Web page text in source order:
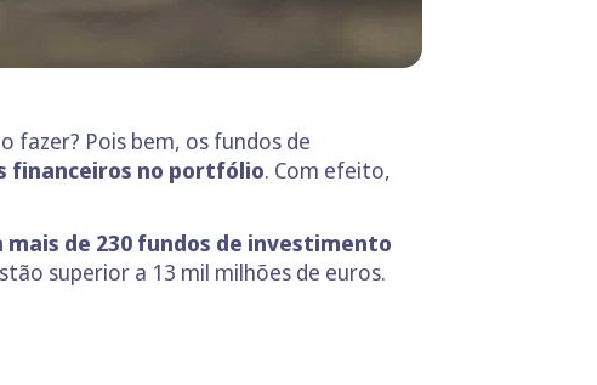
fazer? Pois bem, os fundos de
financeiros no portfólio. Com efeito,
de 230 fundos de investimento
superior a 13 mil milhões de euros.